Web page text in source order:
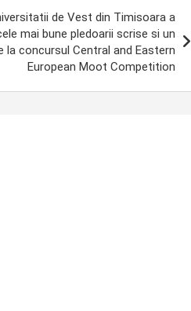
de Vest din Timisoara a
mai bune pledoarii scrise si un
la concursul Central and Eastern
European Moot Competition